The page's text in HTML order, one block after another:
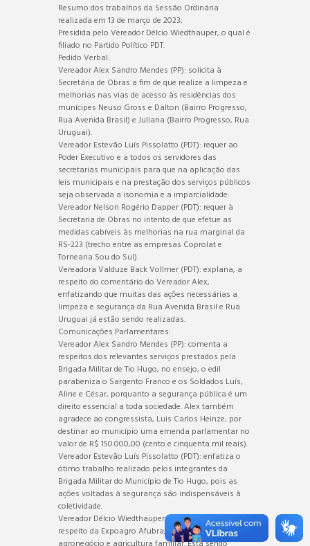
Resumo dos trabalhos da Sessão Ordinária
realizada em 13 de março de 2023;
Presidida pelo Vereador Délcio Wiedthauper, o qual é
filiado no Partido Político PDT.
Pedido Verbal:
Vereador Alex Sandro Mendes (PP): solicita à
Secretária de Obras a fim de que realize a limpeza e
melhorias nas vias de acesso às residências dos
munícipes Neuso Gross e Dalton (Bairro Progresso,
Rua Avenida Brasil) e Juliana (Bairro Progresso, Rua
Uruguai).
Vereador Estevão Luís Pissolatto (PDT): requer ao
Poder Executivo e a todos os servidores das
secretarias municipais para que na aplicação das
leis municipais e na prestação dos serviços públicos
seja observada a isonomia e a imparcialidade.
Vereador Nelson Rogério Dapper (PDT): requer à
Secretaria de Obras no intento de que efetue as
medidas cabíveis às melhorias na rua marginal da
RS-223 (trecho entre as empresas Coprolat e
Tornearia Sou do Sul).
Vereadora Valduze Back Vollmer (PDT): explana, a
respeito do comentário do Vereador Alex,
enfatizando que muitas das ações necessárias a
limpeza e segurança da Rua Avenida Brasil e Rua
Uruguai já estão sendo realizadas.
Comunicações Parlamentares:
Vereador Alex Sandro Mendes (PP): comenta a
respeitos dos relevantes serviços prestados pela
Brigada Militar de Tio Hugo, no ensejo, o edil
parabeniza o Sargento Franco e os Soldados Luís,
Aline e César, porquanto a segurança pública é um
direito essencial a toda sociedade. Alex também
agradece ao congressista, Luis Carlos Heinze, por
destinar ao município uma emenda parlamentar no
valor de R$ 150.000,00 (cento e cinquenta mil reais).
Vereador Estevão Luís Pissolatto (PDT): enfatiza o
ótimo trabalho realizado pelos integrantes da
Brigada Militar do Município de Tio Hugo, pois as
ações voltadas à segurança são indispensáveis à
coletividade.
Vereador Délcio Wiedthauper (PDT): comenta a
respeito da Expoagro Afubra, a qual é voltada ao